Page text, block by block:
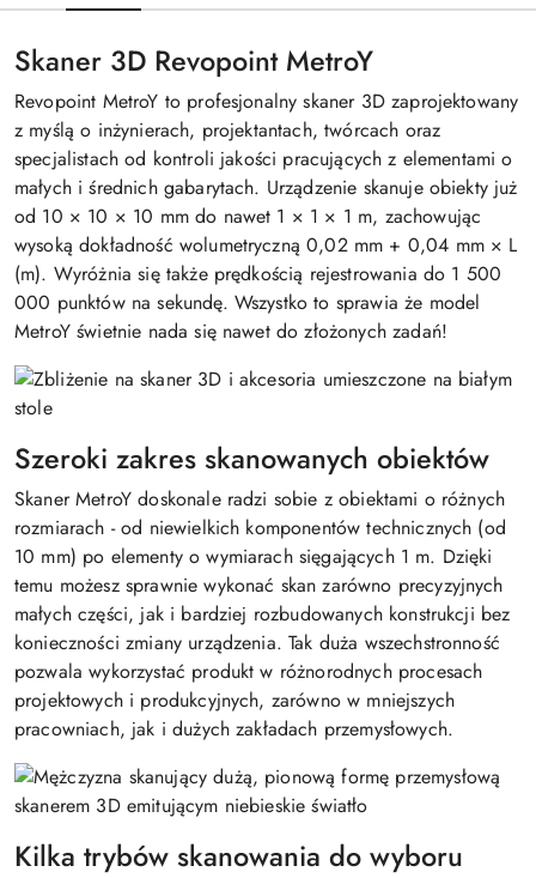
Skaner 3D Revopoint MetroY
Revopoint MetroY to profesjonalny skaner 3D zaprojektowany
z myślą o inżynierach, projektantach, twórcach oraz
specjalistach od kontroli jakości pracujących z elementami o
małych i średnich gabarytach. Urządzenie skanuje obiekty już
od 10 × 10 × 10 mm do nawet 1 × 1 × 1 m, zachowując
wysoką dokładność wolumetryczną 0,02 mm + 0,04 mm × L
(m). Wyróżnia się także prędkością rejestrowania do 1 500
000 punktów na sekundę. Wszystko to sprawia że model
MetroY świetnie nada się nawet do złożonych zadań!
Szeroki zakres skanowanych obiektów
Skaner MetroY doskonale radzi sobie z obiektami o różnych
rozmiarach - od niewielkich komponentów technicznych (od
10 mm) po elementy o wymiarach sięgających 1 m. Dzięki
temu możesz sprawnie wykonać skan zarówno precyzyjnych
małych części, jak i bardziej rozbudowanych konstrukcji bez
konieczności zmiany urządzenia. Tak duża wszechstronność
pozwala wykorzystać produkt w różnorodnych procesach
projektowych i produkcyjnych, zarówno w mniejszych
pracowniach, jak i dużych zakładach przemysłowych.
Kilka trybów skanowania do wyboru